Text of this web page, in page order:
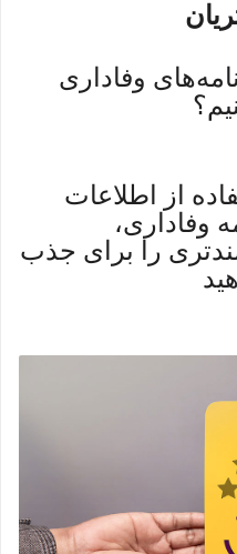
وفاداری
از اطلاعات
وفاداری،
را برای جذب